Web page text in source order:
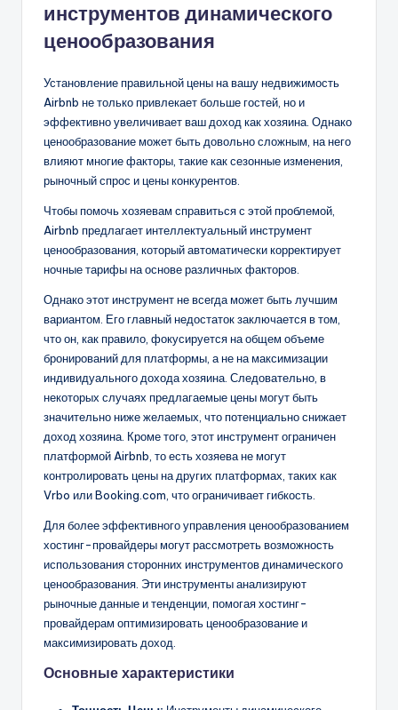
инструментов динамического
ценообразования
Установление правильной цены на вашу недвижимость
Airbnb не только привлекает больше гостей, но и
эффективно увеличивает ваш доход как хозяина. Однако
ценообразование может быть довольно сложным, на него
влияют многие факторы, такие как сезонные изменения,
рыночный спрос и цены конкурентов.
Чтобы помочь хозяевам справиться с этой проблемой,
Airbnb предлагает интеллектуальный инструмент
ценообразования, который автоматически корректирует
ночные тарифы на основе различных факторов.
Однако этот инструмент не всегда может быть лучшим
вариантом. Его главный недостаток заключается в том,
что он, как правило, фокусируется на общем объеме
бронирований для платформы, а не на максимизации
индивидуального дохода хозяина. Следовательно, в
некоторых случаях предлагаемые цены могут быть
значительно ниже желаемых, что потенциально снижает
доход хозяина. Кроме того, этот инструмент ограничен
платформой Airbnb, то есть хозяева не могут
контролировать цены на других платформах, таких как
Vrbo или Booking.com, что ограничивает гибкость.
Для более эффективного управления ценообразованием
хостинг-провайдеры могут рассмотреть возможность
использования сторонних инструментов динамического
ценообразования. Эти инструменты анализируют
рыночные данные и тенденции, помогая хостинг-
провайдерам оптимизировать ценообразование и
максимизировать доход.
Основные характеристики